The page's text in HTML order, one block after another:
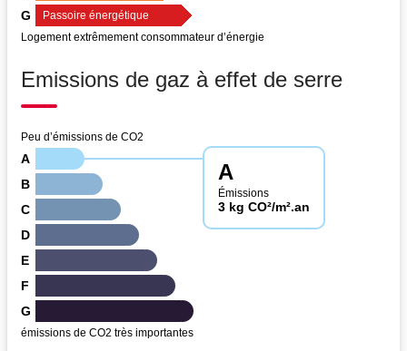
G
Passoire énergétique
Logement extrêmement consommateur d’énergie
Emissions de gaz à effet de serre
Peu d’émissions de CO2
A
Émissions
3 kg CO²/m².an
A
B
C
D
E
F
G
émissions de CO2 très importantes